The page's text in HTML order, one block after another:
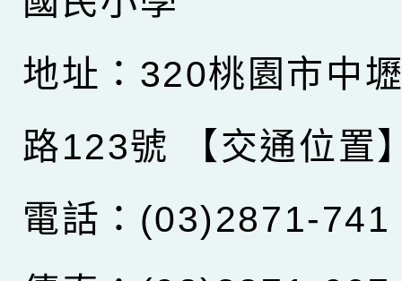
地址：320桃園市中
路123號
【交通位置
電話：(03)2871-741